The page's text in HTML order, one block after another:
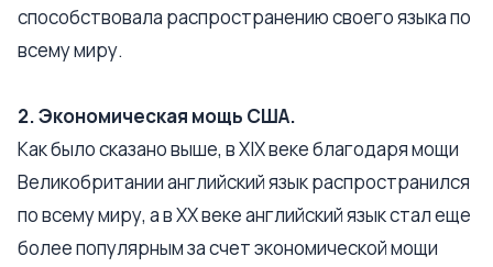
способствовала распространению своего языка по
всему миру.
2. Экономическая мощь США.
Как было сказано выше, в XIX веке благодаря мощи
Великобритании английский язык распространился
по всему миру, а в XX веке английский язык стал еще
более популярным за счет экономической мощи